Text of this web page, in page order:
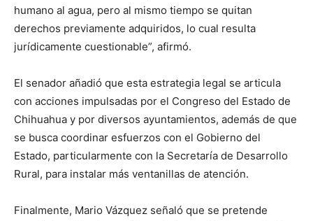
humano al agua, pero al mismo tiempo se quitan
derechos previamente adquiridos, lo cual resulta
jurídicamente cuestionable”, afirmó.
El senador añadió que esta estrategia legal se articula
con acciones impulsadas por el Congreso del Estado de
Chihuahua y por diversos ayuntamientos, además de que
se busca coordinar esfuerzos con el Gobierno del
Estado, particularmente con la Secretaría de Desarrollo
Rural, para instalar más ventanillas de atención.
Finalmente, Mario Vázquez señaló que se pretende